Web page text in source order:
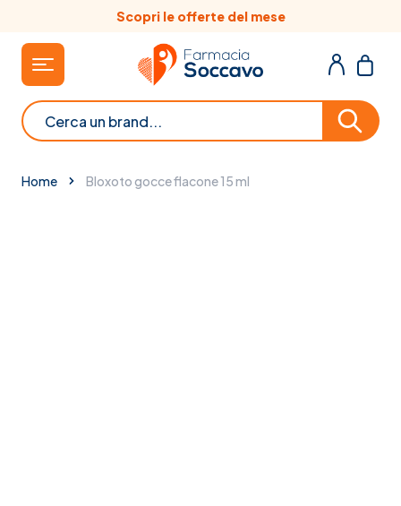
Salta al contenutoScopri le offerte del mese
Cerca
Home Bloxoto gocce flacone 15 ml